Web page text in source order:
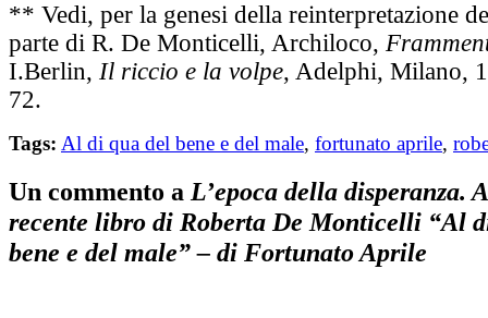
** Vedi, per la genesi della reinterpretazione
parte di R. De Monticelli, Archiloco,
I.Berlin, Il riccio e la volpe, Adelphi, Milano,
72.
Tags: Al di qua del bene e del male, fortunato aprile,
Un commento a L’epoca della disperanza.
recente libro di Roberta De Monticelli “Al
bene e del male” – di Fortunato Aprile